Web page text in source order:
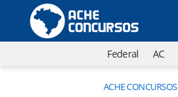
Federal AC
ACHE CONCURSOS